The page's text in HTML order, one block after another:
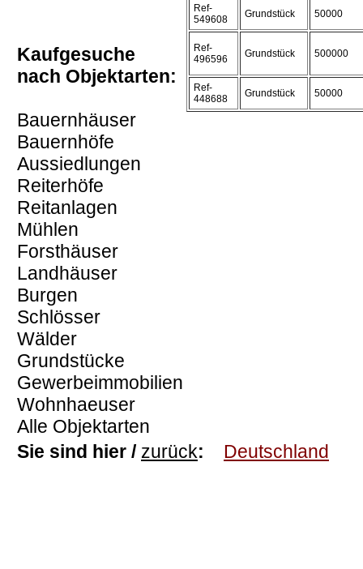
Kaufgesuche
nach Objektarten:
Bauernhäuser
Bauernhöfe
Aussiedlungen
Reiterhöfe
Reitanlagen
Mühlen
Forsthäuser
Landhäuser
Burgen
Schlösser
Wälder
Grundstücke
Gewerbeimmobilien
Wohnhaeuser
Alle Objektarten
Ref-
549608
Grundstück 50000
Ref-
496596
Grundstück 500000
Ref-
448688
Grundstück 50000
Sie sind hier / zurück: Deutschland